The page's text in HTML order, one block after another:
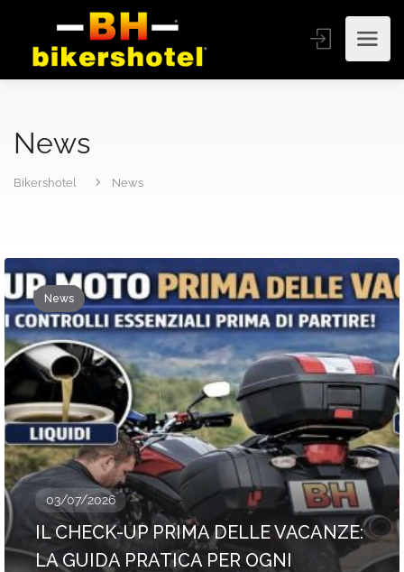
News
Bikershotel News
News
03/07/2026
IL CHECK-UP PRIMA DELLE VACANZE:
LA GUIDA PRATICA PER OGNI